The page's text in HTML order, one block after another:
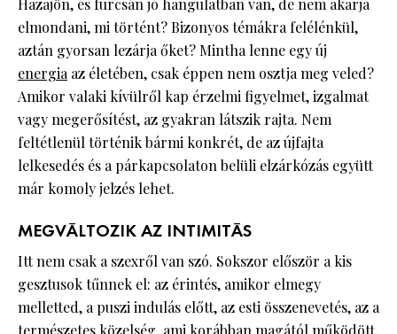
Hazajön, és furcsán jó hangulatban van, de nem akarja
elmondani, mi történt? Bizonyos témákra felélénkül,
aztán gyorsan lezárja őket? Mintha lenne egy új
energiaaz életében, csak éppen nem osztja meg veled?
Amikor valaki kívülről kap érzelmi figyelmet, izgalmat
vagy megerősítést, az gyakran látszik rajta. Nem
feltétlenül történik bármi konkrét, de az újfajta
lelkesedés és a párkapcsolaton belüli elzárkózás együtt
már komoly jelzés lehet.
MEGVÁLTOZIK AZ INTIMITÁS
Itt nem csak a szexről van szó. Sokszor először a kis
gesztusok tűnnek el: az érintés, amikor elmegy
melletted, a puszi indulás előtt, az esti összenevetés, az a
természetes közelség, ami korábban magától működött.